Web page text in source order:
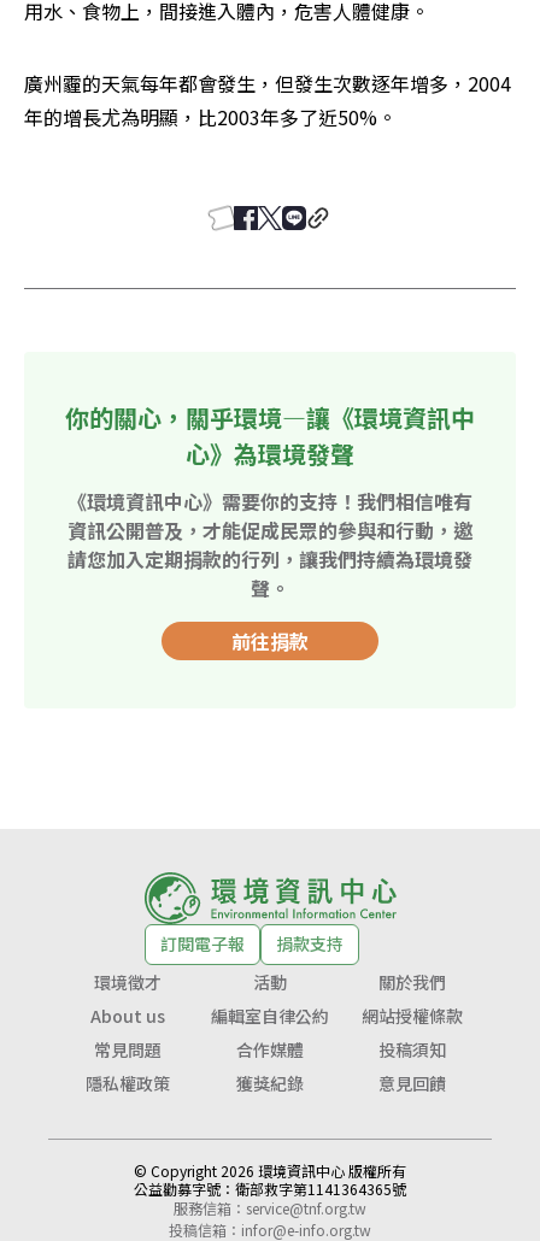
用水、食物上，間接進入體內，危害人體健康。
廣州霾的天氣每年都會發生，但發生次數逐年增多，2004
年的增長尤為明顯，比2003年多了近50%。
你的關心，關乎環境—讓《環境資訊中
心》為環境發聲
《環境資訊中心》需要你的支持！我們相信唯有
資訊公開普及，才能促成民眾的參與和行動，邀
請您加入定期捐款的行列，讓我們持續為環境發
聲。
前往捐款
訂閱電子報
捐款支持
環境徵才
活動
關於我們
About us
編輯室自律公約
網站授權條款
常見問題
合作媒體
投稿須知
隱私權政策
獲獎紀錄 意見回饋
© Copyright 2026 環境資訊中心 版權所有
公益勸募字號： 衛部救字第1141364365號
服務信箱： service@tnf.org.tw
投稿信箱： infor@e-info.org.tw